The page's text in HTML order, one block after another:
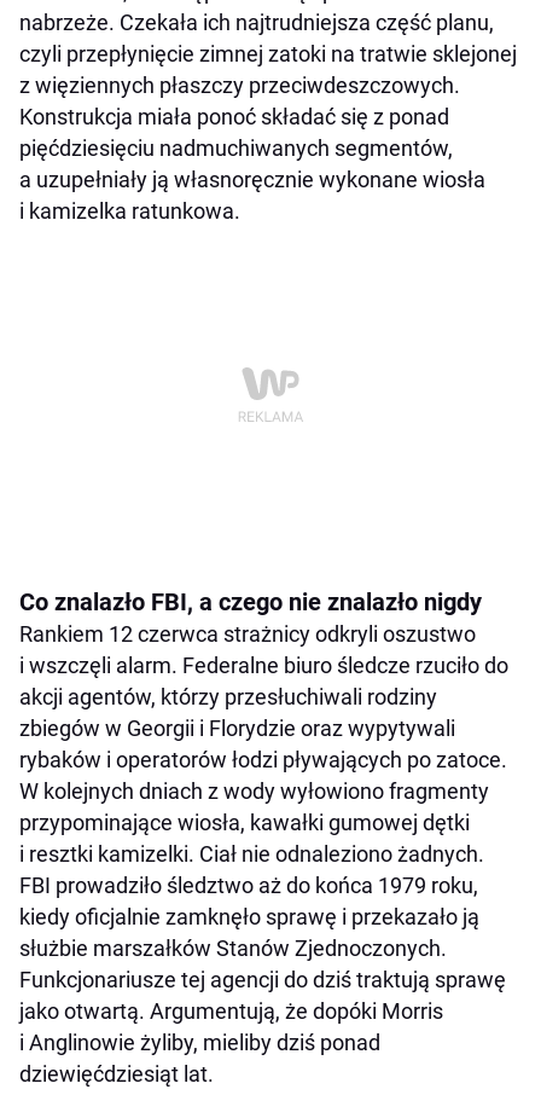
nabrzeże. Czekała ich najtrudniejsza część planu,
czyli przepłynięcie zimnej zatoki na tratwie sklejonej
z więziennych płaszczy przeciwdeszczowych.
Konstrukcja miała ponoć składać się z ponad
pięćdziesięciu nadmuchiwanych segmentów,
a uzupełniały ją własnoręcznie wykonane wiosła
i kamizelka ratunkowa.
Co znalazło FBI, a czego nie znalazło nigdy
Rankiem 12 czerwca strażnicy odkryli oszustwo
i wszczęli alarm. Federalne biuro śledcze rzuciło do
akcji agentów, którzy przesłuchiwali rodziny
zbiegów w Georgii i Florydzie oraz wypytywali
rybaków i operatorów łodzi pływających po zatoce.
W kolejnych dniach z wody wyłowiono fragmenty
przypominające wiosła, kawałki gumowej dętki
i resztki kamizelki. Ciał nie odnaleziono żadnych.
FBI prowadziło śledztwo aż do końca 1979 roku,
kiedy oficjalnie zamknęło sprawę i przekazało ją
służbie marszałków Stanów Zjednoczonych.
Funkcjonariusze tej agencji do dziś traktują sprawę
jako otwartą. Argumentują, że dopóki Morris
i Anglinowie żyliby, mieliby dziś ponad
dziewięćdziesiąt lat.